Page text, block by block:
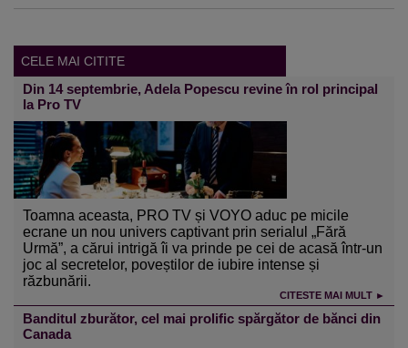
CELE MAI CITITE
Din 14 septembrie, Adela Popescu revine în rol principal
la Pro TV
Toamna aceasta, PRO TV și VOYO aduc pe micile
ecrane un nou univers captivant prin serialul „Fără
Urmă”, a cărui intrigă îi va prinde pe cei de acasă într-un
joc al secretelor, poveștilor de iubire intense și
răzbunării.
CITESTE MAI MULT ►
Banditul zburător, cel mai prolific spărgător de bănci din
Canada